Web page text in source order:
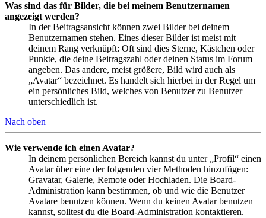
Was sind das für Bilder, die bei meinem Benutzernamen
angezeigt werden?
In der Beitragsansicht können zwei Bilder bei deinem
Benutzernamen stehen. Eines dieser Bilder ist meist mit
deinem Rang verknüpft: Oft sind dies Sterne, Kästchen oder
Punkte, die deine Beitragszahl oder deinen Status im Forum
angeben. Das andere, meist größere, Bild wird auch als
„Avatar“ bezeichnet. Es handelt sich hierbei in der Regel um
ein persönliches Bild, welches von Benutzer zu Benutzer
unterschiedlich ist.
Nach oben
Wie verwende ich einen Avatar?
In deinem persönlichen Bereich kannst du unter „Profil“ einen
Avatar über eine der folgenden vier Methoden hinzufügen:
Gravatar, Galerie, Remote oder Hochladen. Die Board-
Administration kann bestimmen, ob und wie die Benutzer
Avatare benutzen können. Wenn du keinen Avatar benutzen
kannst, solltest du die Board-Administration kontaktieren.